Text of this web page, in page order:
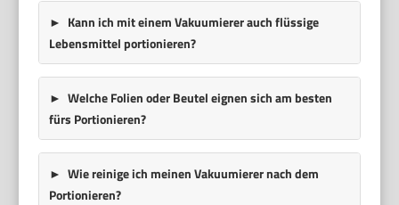
Kann ich mit einem Vakuumierer auch flüssige
Lebensmittel portionieren?
Welche Folien oder Beutel eignen sich am besten
fürs Portionieren?
Wie reinige ich meinen Vakuumierer nach dem
Portionieren?